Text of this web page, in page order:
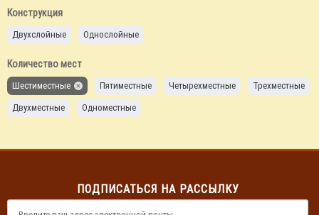
Конструкция
Двухслойные Однослойные
Количество мест
Шестиместные Пятиместные Четырехместные
Трехместные
Двухместные
Одноместные
ПОДПИСАТЬСЯ НА РАССЫЛКУ